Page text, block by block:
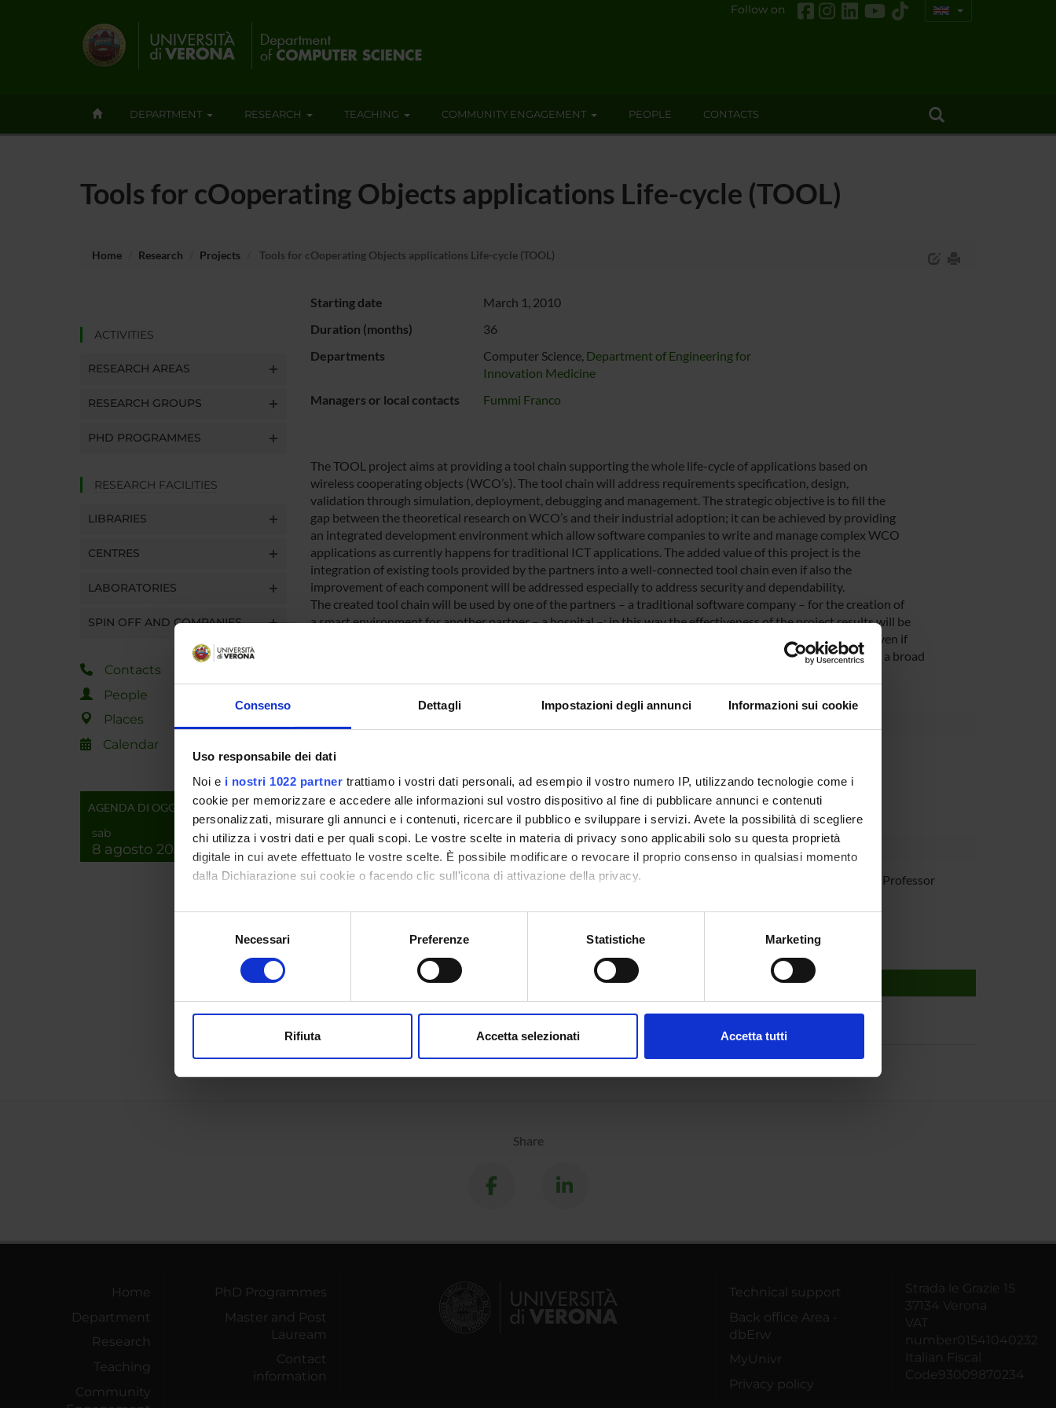
Consenso Dettagli Impostazioni degli annunci Informazioni sui cookie
Uso responsabile dei dati
Noi e i nostri 1022 partner trattiamo i vostri dati personali, ad esempio il vostro numero IP, utilizzando tecnologie come i
cookie per memorizzare e accedere alle informazioni sul vostro dispositivo al fine di pubblicare annunci e contenuti
personalizzati, misurare gli annunci e i contenuti, ricercare il pubblico e sviluppare i servizi. Avete la possibilità di scegliere
chi utilizza i vostri dati e per quali scopi. Le vostre scelte in materia di privacy sono applicabili solo su questa proprietà
digitale in cui avete effettuato le vostre scelte. È possibile modificare o revocare il proprio consenso in qualsiasi momento
dalla Dichiarazione sui cookie o facendo clic sull'icona di attivazione della privacy.
Con il tuo consenso, vorremmo anche:
raccogliere informazioni sulla tua posizione geografica, con un'approssimazione di qualche metro,
digitali).
modificare o ritirare il tuo consenso in qualsiasi momento dalla Dichiarazione sui cookie.
Necessari Preferenze Statistiche Marketing
Rifiuta Accetta selezionati Accetta tutti
Follow on
DEPARTMENT RESEARCH TEACHING COMMUNITY ENGAGEMENT PEOPLE CONTACTS
Tools for cOoperating Objects applications Life-cycle (TOOL)
Home Research Projects Tools for cOoperating Objects applications Life-cycle (TOOL)
ACTIVITIES
RESEARCH AREAS
RESEARCH GROUPS
PHD PROGRAMMES
RESEARCH FACILITIES
LIBRARIES
CENTRES
LABORATORIES
SPIN OFF AND COMPANIES
Contacts
People
Places
Calendar
AGENDA DI OGGI
sab
8 agosto 2026
Starting date
March 1, 2010
Duration (months)
36
Departments
Computer Science, Department of Engineering for
Innovation Medicine
Managers or local contacts
Fummi Franco
The TOOL project aims at providing a tool chain supporting the whole life-cycle of applications based on
wireless cooperating objects (WCO’s). The tool chain will address requirements specification, design,
validation through simulation, deployment, debugging and management. The strategic objective is to fill the
gap between the theoretical research on WCO’s and their industrial adoption; it can be achieved by providing
an integrated development environment which allow software companies to write and manage complex WCO
applications as currently happens for traditional ICT applications. The added value of this project is the
integration of existing tools provided by the partners into a well-connected tool chain even if also the
improvement of each component will be addressed especially to address security and dependability.
The created tool chain will be used by one of the partners – a traditional software company – for the creation of
a smart environment for another partner – a hospital –; in this way the effectiveness of the project results will be
shown, in particular the aspects of tool usability by a company involved in traditional ICT and of security. Even if
the particular application will be used by the hospital, the corresponding use cases will chosen to represent a broad
SPONSORS:
7PQ VALUTATI
POSITIVAMENTE
Syllabus: EUROPA - Progetti Europei
PROJECT PARTICIPANTS
Damiano Carra Full Professor
Franco Fummi Full Professor
Associate Professor
RESEARCH AREAS INVOLVED IN THE PROJECT
Sistemi informativi ed analisi dei dati
Information systems applications
Share
Home
Department
Research
Teaching
Community
PhD Programmes
Master and Post
Lauream
Contact
information
Technical support
Back office Area -
dbErw
MyUnivr
Privacy policy
Strada le Grazie 15
37134 Verona
VAT
number01541040232
Italian Fiscal
Code93009870234